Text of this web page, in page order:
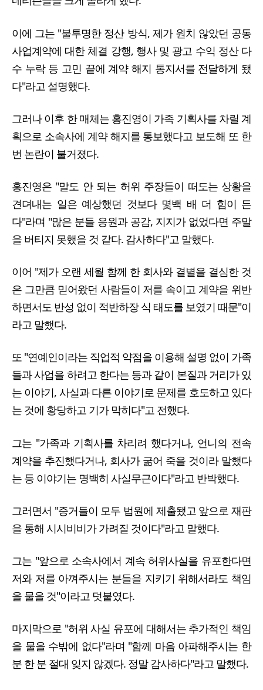
이에 그는 "불투명한 정산 방식, 제가 원치 않았던 공동
사업계약에 대한 체결 강행, 행사 및 광고 수익 정산 다
수 누락 등 고민 끝에 계약 해지 통지서를 전달하게 됐
다"라고 설명했다.
그러나 이후 한 매체는 홍진영이 가족 기획사를 차릴 계
획으로 소속사에 계약 해지를 통보했다고 보도해 또 한
번 논란이 불거졌다.
홍진영은 "말도 안 되는 허위 주장들이 떠도는 상황을
견뎌내는 일은 예상했던 것보다 몇백 배 더 힘이 든
다"라며 "많은 분들 응원과 공감, 지지가 없었다면 주말
을 버티지 못했을 것 같다. 감사하다"고 말했다.
이어 "제가 오랜 세월 함께 한 회사와 결별을 결심한 것
은 그만큼 믿어왔던 사람들이 저를 속이고 계약을 위반
하면서도 반성 없이 적반하장 식 태도를 보였기 때문"이
라고 말했다.
또 "연예인이라는 직업적 약점을 이용해 설명 없이 가족
들과 사업을 하려고 한다는 등과 같이 본질과 거리가 있
는 이야기, 사실과 다른 이야기로 문제를 호도하고 있다
는 것에 황당하고 기가 막히다"고 전했다.
그는 "가족과 기획사를 차리려 했다거나, 언니의 전속
계약을 추진했다거나, 회사가 굶어 죽을 것이라 말했다
는 등 이야기는 명백히 사실무근이다"라고 반박했다.
그러면서 "증거들이 모두 법원에 제출됐고 앞으로 재판
을 통해 시시비비가 가려질 것이다"라고 말했다.
그는 "앞으로 소속사에서 계속 허위사실을 유포한다면
저와 저를 아껴주시는 분들을 지키기 위해서라도 책임
을 물을 것"이라고 덧붙였다.
마지막으로 "허위 사실 유포에 대해서는 추가적인 책임
을 물을 수밖에 없다"라며 "함께 마음 아파해주시는 한
분 한 분 절대 잊지 않겠다. 정말 감사하다"라고 말했다.